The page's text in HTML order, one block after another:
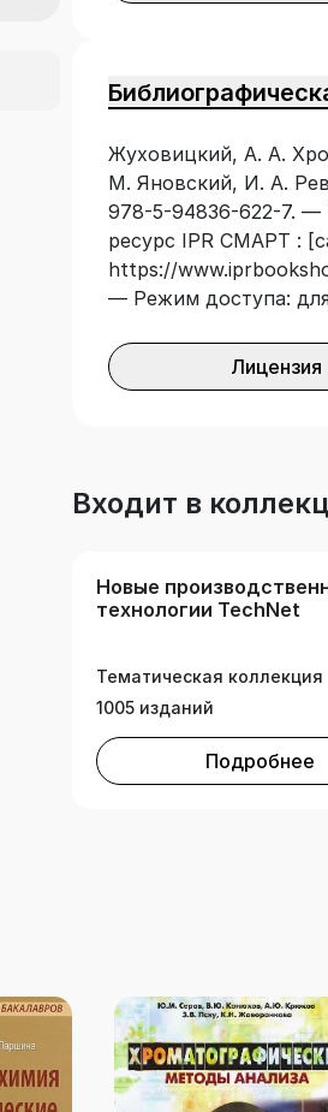
определения физико-
специалистов в
преподавателей и
Жуховицкий, А. А.
М. Яновский, И. А.
978-5-94836-622-7. —
ресурс IPR СМАРТ :
https://
— Режим доступа:
Лицензия
Входит в
Новые
технологии TechNet
Тематическая коллекция
1005 изданий
Подробнее